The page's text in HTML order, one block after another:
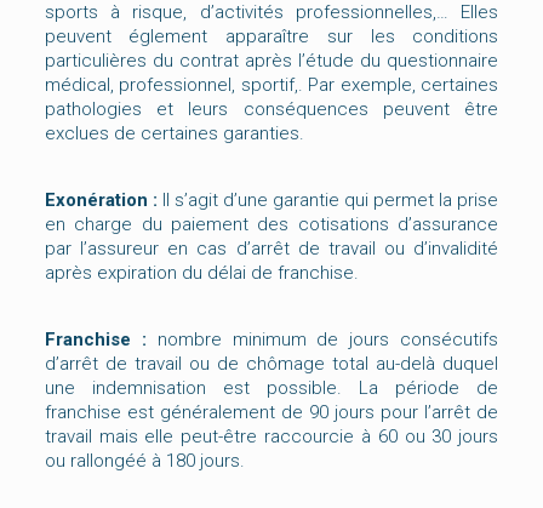
sports à risque, d’activités professionnelles,… Elles
peuvent églement apparaître sur les conditions
particulières du contrat après l’étude du questionnaire
médical, professionnel, sportif,. Par exemple, certaines
pathologies et leurs conséquences peuvent être
exclues de certaines garanties.
Exonération : Il s’agit d’une garantie qui permet la prise
en charge du paiement des cotisations d’assurance
par l’assureur en cas d’arrêt de travail ou d’invalidité
après expiration du délai de franchise.
Franchise : nombre minimum de jours consécutifs
d’arrêt de travail ou de chômage total au-delà duquel
une indemnisation est possible. La période de
franchise est généralement de 90 jours pour l’arrêt de
travail mais elle peut-être raccourcie à 60 ou 30 jours
ou rallongéé à 180 jours.